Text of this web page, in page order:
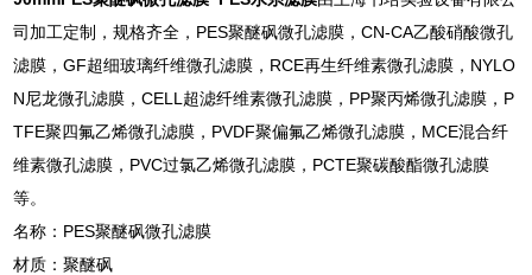
司加工定制，规格齐全，PES聚醚砜微孔滤膜，CN-CA乙酸硝酸微孔
滤膜，GF超细玻璃纤维微孔滤膜，RCE再生纤维素微孔滤膜，NYLO
N尼龙微孔滤膜，CELL超滤纤维素微孔滤膜，PP聚丙烯微孔滤膜，P
TFE聚四氟乙烯微孔滤膜，PVDF聚偏氟乙烯微孔滤膜，MCE混合纤
维素微孔滤膜，PVC过氯乙烯微孔滤膜，PCTE聚碳酸酯微孔滤膜
等。
名称：PES聚醚砜微孔滤膜
材质：聚醚砜